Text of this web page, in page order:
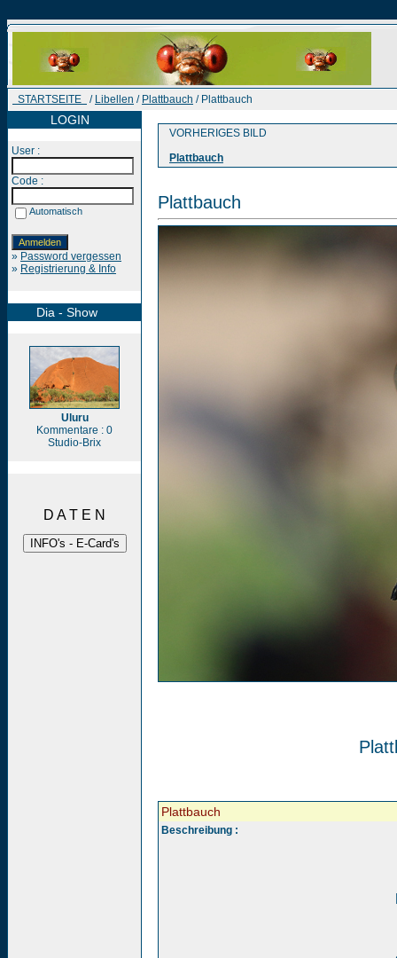
STARTSEITE / Libellen / Plattbauch / Plattbauch
LOGIN
User :
Code :
Automatisch
» Password vergessen
» Registrierung & Info
Dia - Show
Uluru
Kommentare : 0
Studio-Brix
D A T E N
VORHERIGES BILD
Plattbauch
Plattbauch
Plattbauch
Beschreibung :